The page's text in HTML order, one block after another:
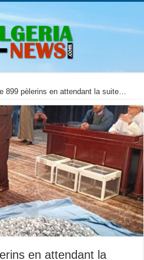
899 pèlerins en attendant la suite…
en attendant la